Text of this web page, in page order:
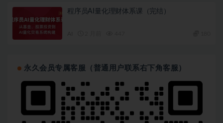
程序员AI量化理财体系课（完结）
永久会员专属客服（普通用户联系右下角客服）